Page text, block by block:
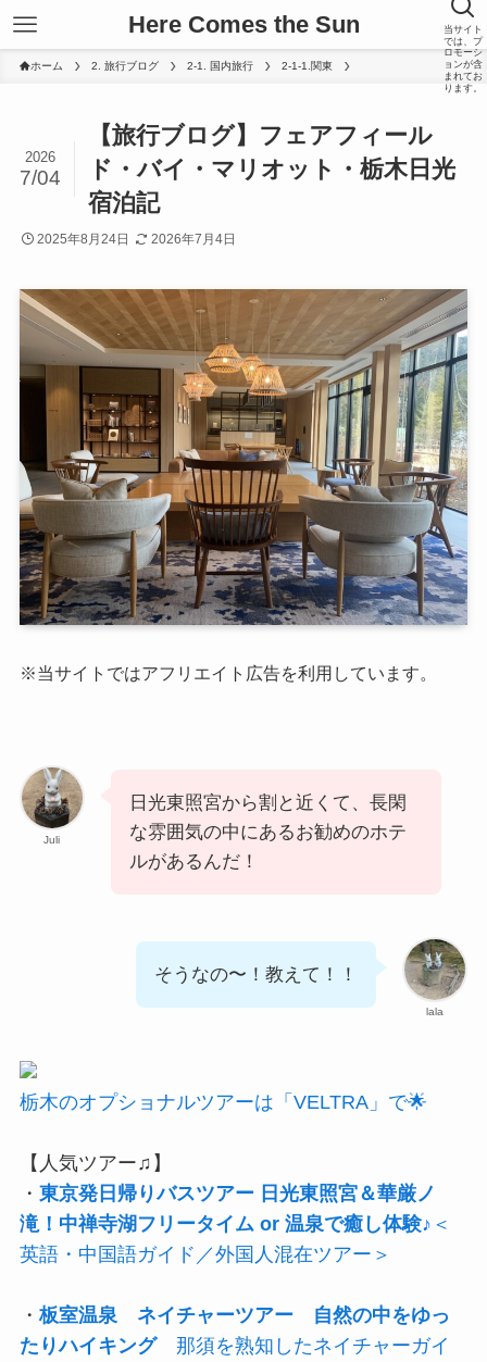
Here Comes the Sun 当サイト
では、プ
ロモーシ
ョンが含
まれてお
ります。
ホーム 2. 旅行ブログ 2-1. 国内旅行 2-1-1.関東
【旅行ブログ】フェアフィール
ド・バイ・マリオット・栃木日光
宿泊記
2026
7/04
2025年8月24日 2026年7月4日
※当サイトではアフリエイト広告を利用しています。
Juli
日光東照宮から割と近くて、長閑
な雰囲気の中にあるお勧めのホテ
ルがあるんだ！
lala
そうなの〜！教えて！！
栃木のオプショナルツアーは「VELTRA」で🌟
【人気ツアー♫】
・ 東京発日帰りバスツアー 日光東照宮＆華厳ノ
滝！中禅寺湖フリータイム or 温泉で癒し体験♪ ＜
英語・中国語ガイド／外国人混在ツアー＞
・板室温泉 ネイチャーツアー 自然の中をゆっ
たりハイキング那須を熟知したネイチャーガイ